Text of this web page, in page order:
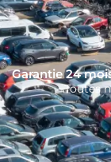
Garantie 24
Toutes